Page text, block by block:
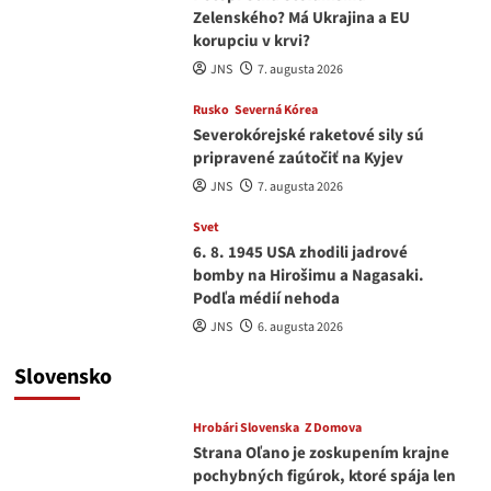
Zelenského? Má Ukrajina a EU
korupciu v krvi?
JNS 7. augusta 2026
Rusko Severná Kórea
Severokórejské raketové sily sú
pripravené zaútočiť na Kyjev
JNS 7. augusta 2026
Svet
6. 8. 1945 USA zhodili jadrové
bomby na Hirošimu a Nagasaki.
Podľa médií nehoda
JNS 6. augusta 2026
Slovensko
Hrobári Slovenska Z Domova
Strana Oľano je zoskupením krajne
pochybných figúrok, ktoré spája len